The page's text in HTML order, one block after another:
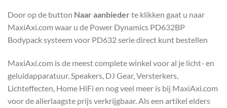
Door op de button Naar aanbieder te klikken gaat u naar
MaxiAxi.com waar u de Power Dynamics PD632BP
Bodypack systeem voor PD632 serie direct kunt bestellen
MaxiAxi.com is de meest complete winkel voor al je licht- en
geluidapparatuur. Speakers, DJ Gear, Versterkers,
Lichteffecten, Home HiFi en nog veel meer is bij MaxiAxi.com
voor de allerlaagste prijs verkrijgbaar. Als een artikel elders